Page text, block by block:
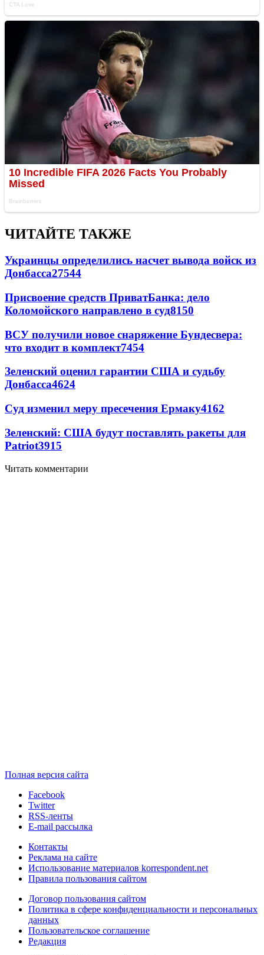
ЧИТАЙТЕ ТАКЖЕ
Украинцы определились насчет вывода войск из
Донбасса27544
Присвоение средств ПриватБанка: дело
Коломойского направлено в суд8150
ВСУ получили новое снаряжение Бундесвера:
что входит в комплект7454
Зеленский оценил гарантии США и судьбу
Донбасса4624
Суд изменил меру пресечения Ермаку4162
Зеленский: США будут поставлять ракеты для
Patriot3915
Читать комментарии
Полная версия сайта
Facebook
Twitter
RSS-ленты
E-mail рассылка
Контакты
Реклама на сайте
Использование материалов korrespondent.net
Правила пользования сайтом
Договор пользования сайтом
Политика в сфере конфиденциальности и персональных
данных
Пользовательское соглашение
Редакция